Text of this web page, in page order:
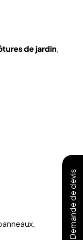
de jardin,
Demande de devis